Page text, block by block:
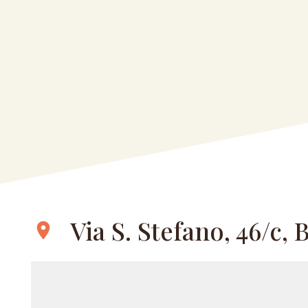
location_on Via S. Stefano, 46/c,